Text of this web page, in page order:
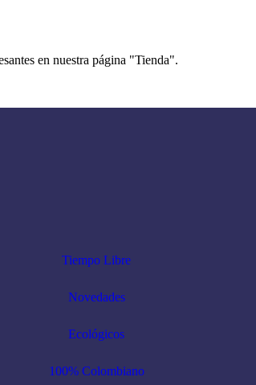
en nuestra página "Tienda".
Tiempo Libre
Novedades
Ecológicos
100% Colombiano